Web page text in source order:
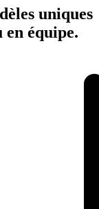
uniques
en équipe.